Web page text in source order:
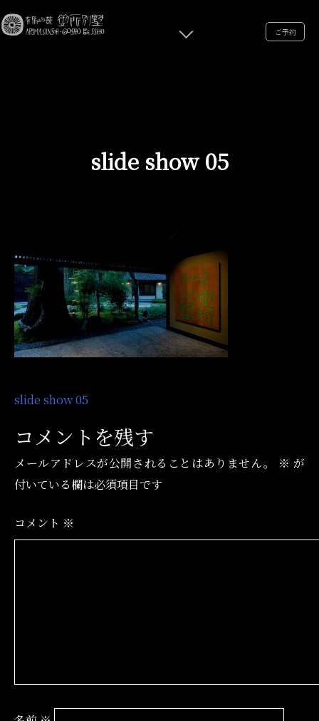
ご予約
slide show 05
投
稿
ナ
ビ
ー
slide show 05
コメントを残す
メールアドレスが公開されることはありません。 ※ が
付いている欄は必須項目です
コメント ※